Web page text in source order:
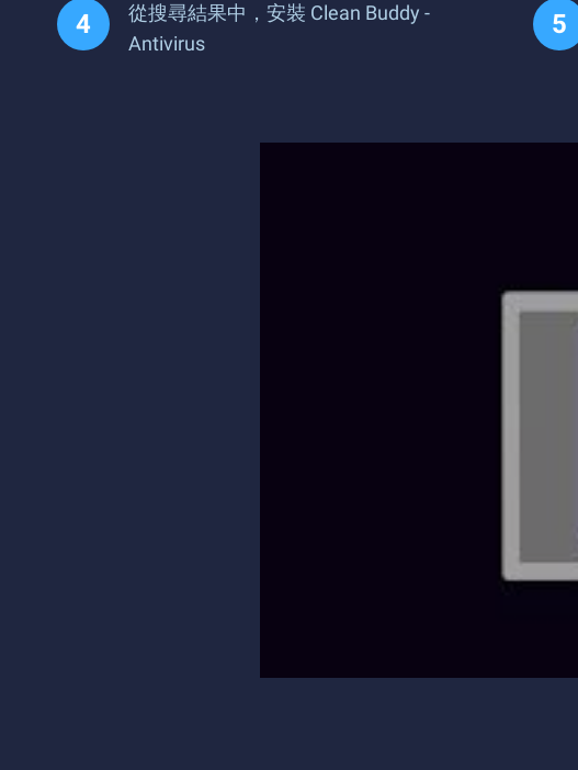
從搜尋結果中，安裝 Clean Buddy -
Antivirus